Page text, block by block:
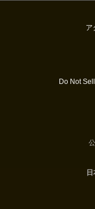
ア
Do Not